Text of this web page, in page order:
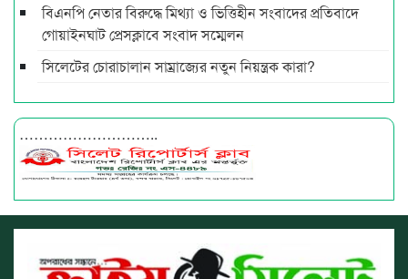
বিএনপি নেতার বিরুদ্ধে মিথ্যা ও ভিত্তিহীন সংবাদের প্রতিবাদে
গোয়াইনঘাট প্রেসক্লাবে সংবাদ সম্মেলন
সিলেটের চোরাচালান সাম্রাজ্যের নতুন নিয়ন্ত্রক কারা?
………………………..